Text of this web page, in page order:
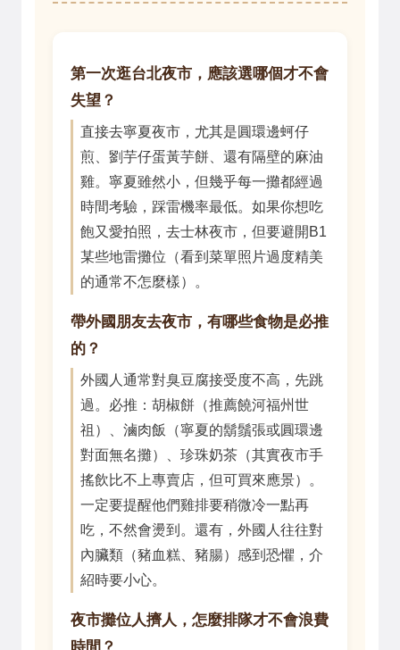
第一次逛台北夜市，應該選哪個才不會
失望？
直接去寧夏夜市，尤其是圓環邊蚵仔
煎、劉芋仔蛋黃芋餅、還有隔壁的麻油
雞。寧夏雖然小，但幾乎每一攤都經過
時間考驗，踩雷機率最低。如果你想吃
飽又愛拍照，去士林夜市，但要避開B1
某些地雷攤位（看到菜單照片過度精美
的通常不怎麼樣）。
帶外國朋友去夜市，有哪些食物是必推
的？
外國人通常對臭豆腐接受度不高，先跳
過。必推：胡椒餅（推薦饒河福州世
祖）、滷肉飯（寧夏的鬍鬚張或圓環邊
對面無名攤）、珍珠奶茶（其實夜市手
搖飲比不上專賣店，但可買來應景）。
一定要提醒他們雞排要稍微冷一點再
吃，不然會燙到。還有，外國人往往對
內臟類（豬血糕、豬腸）感到恐懼，介
紹時要小心。
夜市攤位人擠人，怎麼排隊才不會浪費